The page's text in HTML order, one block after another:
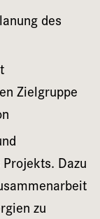
des
Zielgruppe
Dazu
zu